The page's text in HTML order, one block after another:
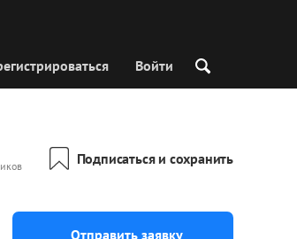
Войти
Подписаться и сохранить
Отправить заявку